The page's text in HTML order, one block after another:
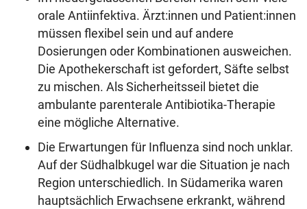
orale Antiinfektiva. Ärzt:innen und Patient:innen
müssen flexibel sein und auf andere
Dosierungen oder Kombinationen ausweichen.
Die Apothekerschaft ist gefordert, Säfte selbst
zu mischen. Als Sicherheitsseil bietet die
ambulante parenterale Antibiotika-Therapie
eine mögliche Alternative.
Die Erwartungen für Influenza sind noch unklar.
Auf der Südhalbkugel war die Situation je nach
Region unterschiedlich. In Südamerika waren
hauptsächlich Erwachsene erkrankt, während